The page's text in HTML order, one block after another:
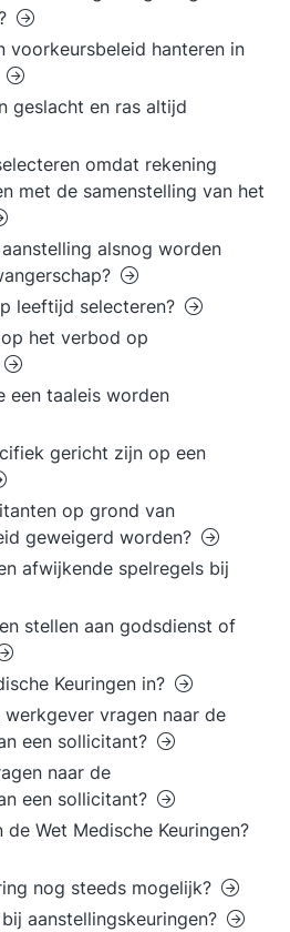
voorkeursbeleid hanteren in
geslacht en ras altijd
omdat rekening
met de samenstelling van het
alsnog worden
leeftijd selecteren?
het verbod op
een taaleis worden
gericht zijn op een
op grond van
geweigerd worden?
afwijkende spelregels bij
stellen aan godsdienst of
Keuringen in?
vragen naar de
een sollicitant?
naar de
een sollicitant?
Wet Medische Keuringen?
nog steeds mogelijk?
aanstellingskeuringen?